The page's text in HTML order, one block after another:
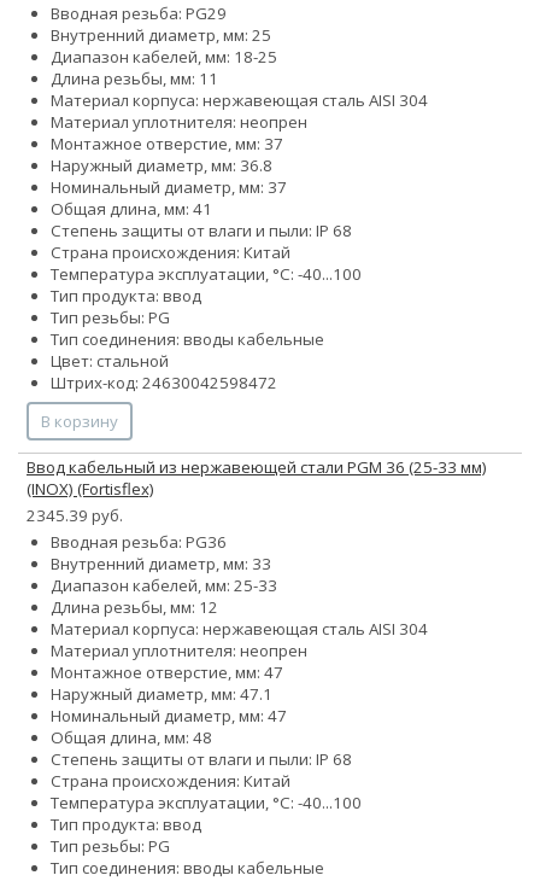
Вводная резьба: PG29
Внутренний диаметр, мм: 25
Диапазон кабелей, мм: 18-25
Длина резьбы, мм: 11
Материал корпуса: нержавеющая сталь AISI 304
Материал уплотнителя: неопрен
Монтажное отверстие, мм: 37
Наружный диаметр, мм: 36.8
Номинальный диаметр, мм: 37
Общая длина, мм: 41
Степень защиты от влаги и пыли: IP 68
Страна происхождения: Китай
Температура эксплуатации, °С: -40...100
Тип продукта: ввод
Тип резьбы: PG
Тип соединения: вводы кабельные
Цвет: стальной
Штрих-код: 24630042598472
В корзину
Ввод кабельный из нержавеющей стали PGМ 36 (25-33 мм)
(INOX) (Fortisflex)
2345.39 руб.
Вводная резьба: PG36
Внутренний диаметр, мм: 33
Диапазон кабелей, мм: 25-33
Длина резьбы, мм: 12
Материал корпуса: нержавеющая сталь AISI 304
Материал уплотнителя: неопрен
Монтажное отверстие, мм: 47
Наружный диаметр, мм: 47.1
Номинальный диаметр, мм: 47
Общая длина, мм: 48
Степень защиты от влаги и пыли: IP 68
Страна происхождения: Китай
Температура эксплуатации, °С: -40...100
Тип продукта: ввод
Тип резьбы: PG
Тип соединения: вводы кабельные